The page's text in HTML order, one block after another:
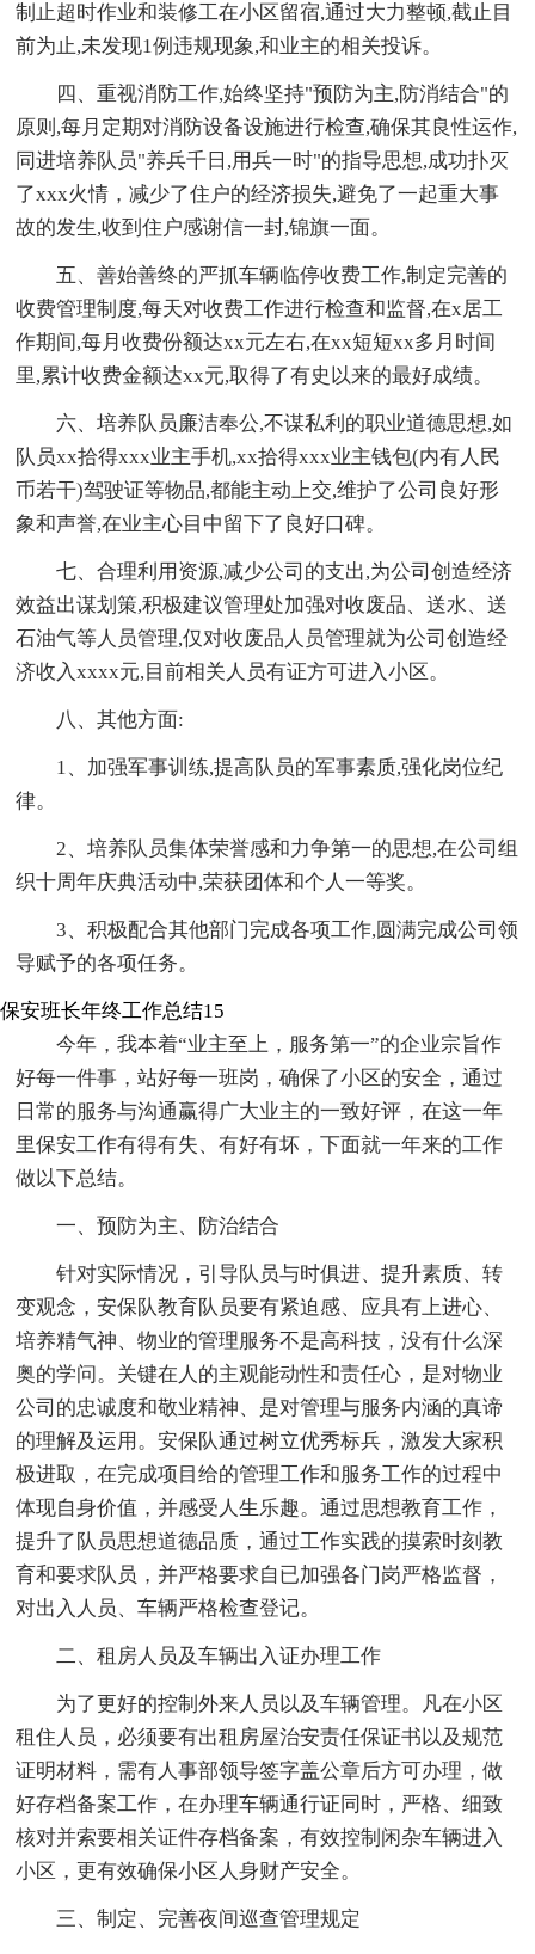
制止超时作业和装修工在小区留宿,通过大力整顿,截止目
前为止,未发现1例违规现象,和业主的相关投诉。
四、重视消防工作,始终坚持"预防为主,防消结合"的
原则,每月定期对消防设备设施进行检查,确保其良性运作,
同进培养队员"养兵千日,用兵一时"的指导思想,成功扑灭
了xxx火情，减少了住户的经济损失,避免了一起重大事
故的发生,收到住户感谢信一封,锦旗一面。
五、善始善终的严抓车辆临停收费工作,制定完善的
收费管理制度,每天对收费工作进行检查和监督,在x居工
作期间,每月收费份额达xx元左右,在xx短短xx多月时间
里,累计收费金额达xx元,取得了有史以来的最好成绩。
六、培养队员廉洁奉公,不谋私利的职业道德思想,如
队员xx拾得xxx业主手机,xx拾得xxx业主钱包(内有人民
币若干)驾驶证等物品,都能主动上交,维护了公司良好形
象和声誉,在业主心目中留下了良好口碑。
七、合理利用资源,减少公司的支出,为公司创造经济
效益出谋划策,积极建议管理处加强对收废品、送水、送
石油气等人员管理,仅对收废品人员管理就为公司创造经
济收入xxxx元,目前相关人员有证方可进入小区。
八、其他方面:
1、加强军事训练,提高队员的军事素质,强化岗位纪
律。
2、培养队员集体荣誉感和力争第一的思想,在公司组
织十周年庆典活动中,荣获团体和个人一等奖。
3、积极配合其他部门完成各项工作,圆满完成公司领
导赋予的各项任务。
保安班长年终工作总结15
今年，我本着“业主至上，服务第一”的企业宗旨作
好每一件事，站好每一班岗，确保了小区的安全，通过
日常的服务与沟通赢得广大业主的一致好评，在这一年
里保安工作有得有失、有好有坏，下面就一年来的工作
做以下总结。
一、预防为主、防治结合
针对实际情况，引导队员与时俱进、提升素质、转
变观念，安保队教育队员要有紧迫感、应具有上进心、
培养精气神、物业的管理服务不是高科技，没有什么深
奥的学问。关键在人的主观能动性和责任心，是对物业
公司的忠诚度和敬业精神、是对管理与服务内涵的真谛
的理解及运用。安保队通过树立优秀标兵，激发大家积
极进取，在完成项目给的管理工作和服务工作的过程中
体现自身价值，并感受人生乐趣。通过思想教育工作，
提升了队员思想道德品质，通过工作实践的摸索时刻教
育和要求队员，并严格要求自已加强各门岗严格监督，
对出入人员、车辆严格检查登记。
二、租房人员及车辆出入证办理工作
为了更好的控制外来人员以及车辆管理。凡在小区
租住人员，必须要有出租房屋治安责任保证书以及规范
证明材料，需有人事部领导签字盖公章后方可办理，做
好存档备案工作，在办理车辆通行证同时，严格、细致
核对并索要相关证件存档备案，有效控制闲杂车辆进入
小区，更有效确保小区人身财产安全。
三、制定、完善夜间巡查管理规定